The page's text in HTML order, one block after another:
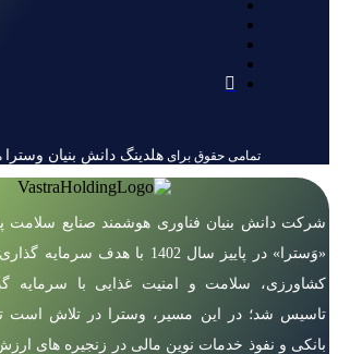
تمامی حقوق برایهلدینگ دانش بنیان وسترا
شرکت دانش بنیان فناوری هوشمند صنایع سلامت
«وَسترا» در پاییز سال 1402 با
کشاورزی، سلامت و امنیت غذایی با
تاسیس شد؛ در این مسیر، وسترا در تلاش است
بانکی و نفوذ خدمات نوین مالی در زنجیره های